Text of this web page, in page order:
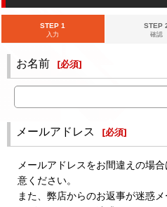
STEP 1
入力
STEP
確認
お名前 [必須]
メールアドレス [必須]
メールアドレスをお間違えの場
意ください。
また、弊店からのお返事が迷惑